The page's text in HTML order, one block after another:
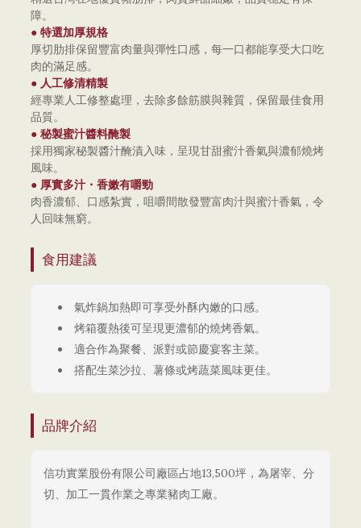
障。
● 特選加厚規格
厚切肋排保留豐富肉量與彈性口感，每一口都能享受大口吃
肉的滿足感。
● 人工修清精製
經專業人工修整處理，去除多餘筋膜與雜質，保留最佳食用
品質。
● 秘製蜜汁醬料醃製
採用獨家秘製醬汁醃漬入味，呈現甘甜蜜汁香氣與濃郁燒烤
風味。
● 厚實多汁・香嫩有嚼勁
肉香濃郁、口感紮實，咀嚼間散發豐富肉汁與蜜汁香氣，令
人回味無窮。
食用建議
氣炸鍋加熱即可享受外酥內嫩的口感。
烤箱覆熱後可呈現更濃郁的燒烤香氣。
適合作為聚餐、派對或節慶宴客主菜。
搭配生菜沙拉、薯條或烤蔬菜風味更佳。
品牌介紹
信功實業股份有限公司廠區占地13,500坪，為屠宰、分
切、加工一貫作業之專業豬肉工廠。